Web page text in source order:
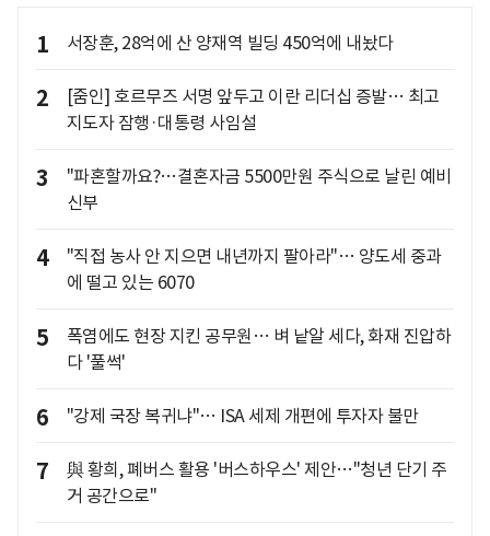
1 서장훈, 28억에 산 양재역 빌딩 450억에 내놨다
2
[줌인] 호르무즈 서명 앞두고 이란 리더십 증발… 최고
지도자 잠행·대통령 사임설
3
"파혼할까요?…결혼자금 5500만원 주식으로 날린 예비
신부
4
"직접 농사 안 지으면 내년까지 팔아라"… 양도세 중과
에 떨고 있는 6070
5
폭염에도 현장 지킨 공무원… 벼 낱알 세다, 화재 진압하
다 '풀썩'
6 "강제 국장 복귀냐"… ISA 세제 개편에 투자자 불만
7
與 황희, 폐버스 활용 '버스하우스' 제안…"청년 단기 주
거 공간으로"